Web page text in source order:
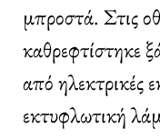
μπροστά. Στις
καθρεφτίστηκε
από ηλεκτρικές
εκτυφλωτική